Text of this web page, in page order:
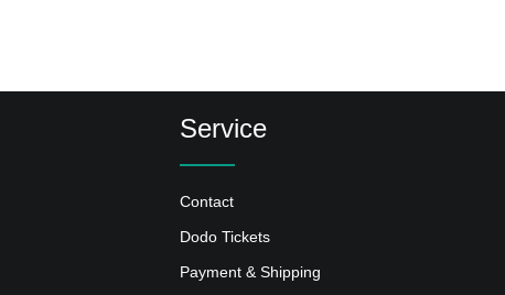
Service
Contact
Dodo Tickets
Payment & Shipping